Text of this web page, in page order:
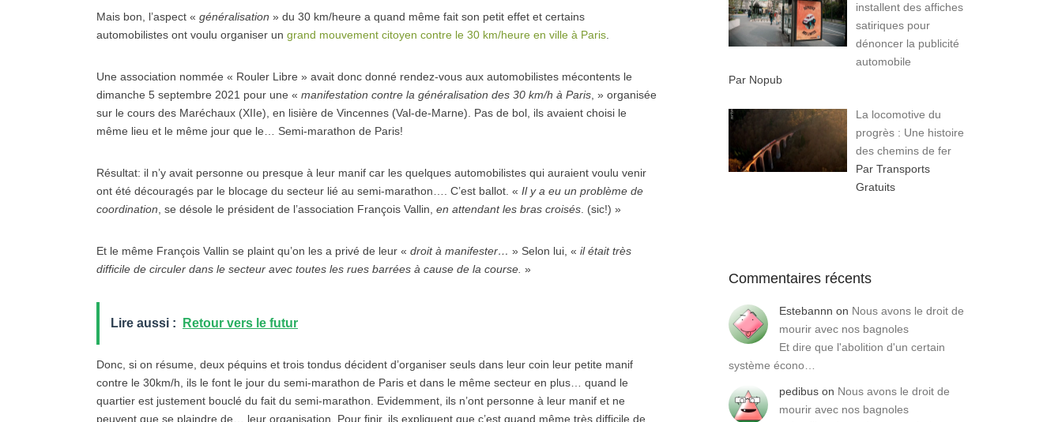
Mais bon, l’aspect « généralisation » du 30 km/heure a quand même fait son petit effet et certains
automobilistes ont voulu organiser un grand mouvement citoyen contre le 30 km/heure en ville à Paris
Une association nommée « Rouler Libre » avait donc donné rendez-vous aux automobilistes mécontents le
dimanche 5 septembre 2021 pour une « manifestation contre la généralisation des 30 km/h à Paris , » organisée
sur le cours des Maréchaux (XIIe), en lisière de Vincennes (Val-de-Marne). Pas de bol, ils avaient choisi le
même lieu et le même jour que le… Semi-marathon de Paris!
Résultat: il n’y avait personne ou presque à leur manif car les quelques automobilistes qui auraient voulu venir
ont été découragés par le blocage du secteur lié au semi-marathon…. C’est ballot. « Il y a eu un problème de
coordination , se désole le président de l’association François Vallin, en attendant les bras croisés . (sic!) »
Et le même François Vallin se plaint qu’on les a privé de leur « droit à manifester… » Selon lui, « il était très
difficile de circuler dans le secteur avec toutes les rues barrées à cause de la course. »
Lire aussi : Retour vers le futur
Donc, si on résume, deux péquins et trois tondus décident d’organiser seuls dans leur coin leur petite manif
contre le 30km/h, ils le font le jour du semi-marathon de Paris et dans le même secteur en plus… quand le
quartier est justement bouclé du fait du semi-marathon. Evidemment, ils n’ont personne à leur manif et ne
peuvent que se plaindre de… leur organisation. Pour finir, ils expliquent que c’est quand même très difficile de
installent des affiches
satiriques pour
dénoncer la publicité
automobile
Par Nopub
La locomotive du
progrès : Une histoire
des chemins de fer
Par Transports
Gratuits
Commentaires récents
Estebannn on Nous avons le droit de
mourir avec nos bagnoles
Et dire que l'abolition d'un certain
système écono…
pedibus on Nous avons le droit de
mourir avec nos bagnoles